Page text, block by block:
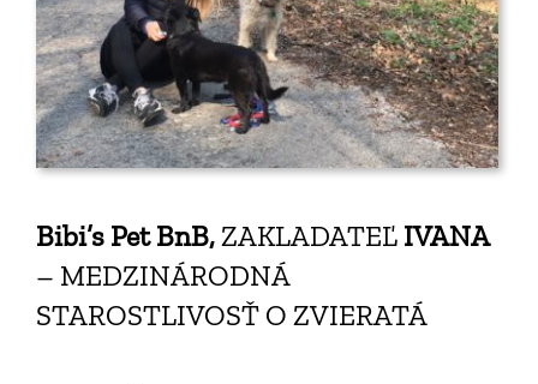
Bibi’s Pet BnB,ZAKLADATEĽIVANA
– MEDZINÁRODNÁ
STAROSTLIVOSŤ O ZVIERATÁ